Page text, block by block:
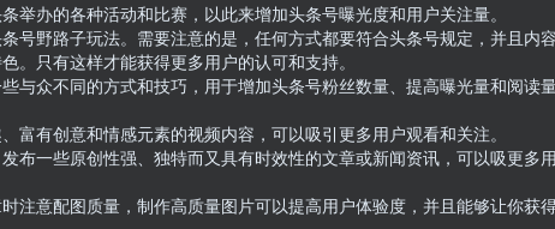
举办的各种活动和比赛，以此来增加头条号曝光度和用户关注量。
号野路子玩法。需要注意的是，任何方式都要符合头条号规定，并且内
。只有这样才能获得更多用户的认可和支持。
与众不同的方式和技巧，用于增加头条号粉丝数量、提高曝光量和阅读
富有创意和情感元素的视频内容，可以吸引更多用户观看和关注。
布一些原创性强、独特而又具有时效性的文章或新闻资讯，可以吸更多
注意配图质量，制作高质量图片可以提高用户体验度，并且能够让你获